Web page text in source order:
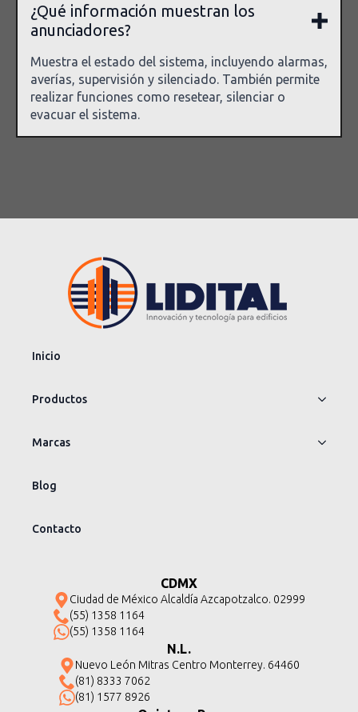
¿Qué información muestran los
anunciadores?
Muestra el estado del sistema, incluyendo alarmas,
averías, supervisión y silenciado. También permite
realizar funciones como resetear, silenciar o
evacuar el sistema.
Inicio
Productos
Marcas
Blog
Contacto
CDMX
Ciudad de México Alcaldía Azcapotzalco. 02999
(55) 1358 1164
(55) 1358 1164
N.L.
Nuevo León Mitras Centro Monterrey. 64460
(81) 8333 7062
(81) 1577 8926